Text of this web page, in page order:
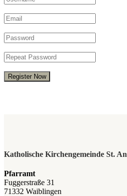
Register Now
Katholische Kirchengemeinde St.
Pfarramt
Fuggerstraße 31
71332 Waiblingen